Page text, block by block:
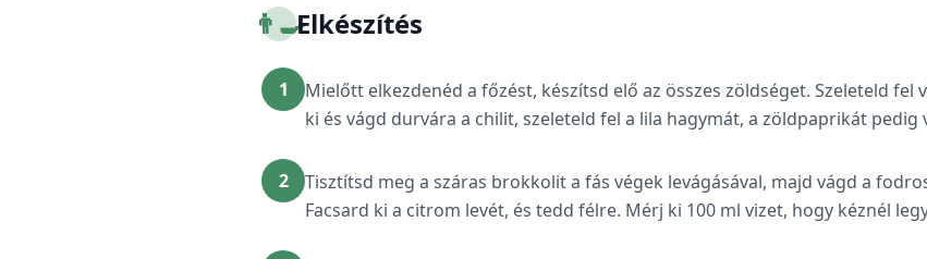
👨‍🍳Elkészítés
1
Mielőtt elkezdenéd a főzést, készítsd elő az összes zöldséget. Szeleteld
ki és vágd durvára a chilit, szeleteld fel a lila hagymát, a zöldpaprikát
2
Tisztítsd meg a száras brokkolit a fás végek levágásával, majd vágd a
Facsard ki a citrom levét, és tedd félre. Mérj ki 100 ml vizet, hogy kéznél